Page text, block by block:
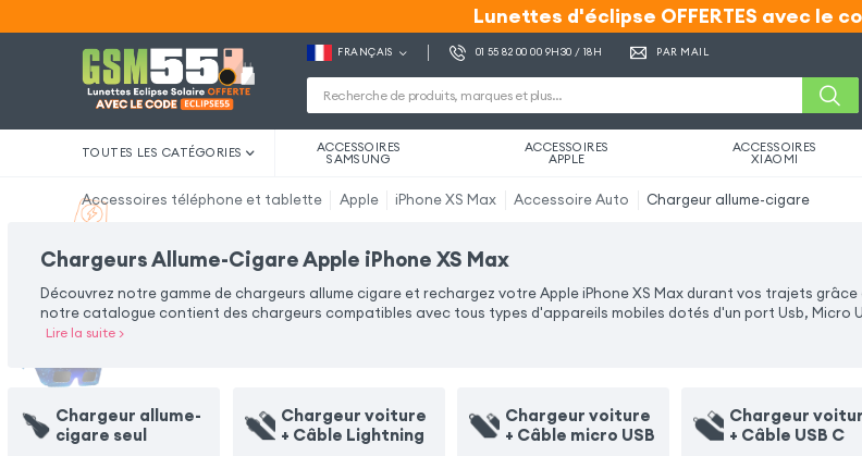
Lunettes d'éclipse OFFERTES avec le
Lunettes d'éclipse OFFERTES avec le
FRANÇAIS 01 55 82 00 00 9H30 / 18H PAR MAIL
TOUTES LES CATÉGORIES ACCESSOIRES
SAMSUNG
ACCESSOIRES
APPLE
ACCESSOIRES
XIAOMI
Accessoires téléphone et tablette Apple iPhone XS Max Accessoire Auto Chargeur allume-cigare
Chargeurs Allume-Cigare Apple iPhone XS Max
Découvrez notre gamme de chargeurs allume cigare et rechargez votre Apple iPhone XS Max durant vos trajets
notre catalogue contient des chargeurs compatibles avec tous types d'appareils mobiles dotés d'un port Usb, Micro
Lire la suite>
Chargeur allume-
cigare seul
Chargeur voiture
+ Câble Lightning
Chargeur voiture
+ Câble micro USB
Chargeur
+ Câble USB C